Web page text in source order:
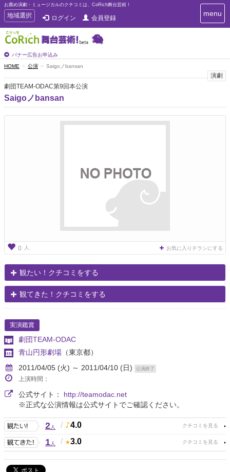
お薦め演劇・ミュージカルのクチコミは、CoRich舞台芸術！
T
o
g
g
e
n
a
v
i
g
地域選択 ログイン 会員登録
バナー広告お申込み
T
o
i
g
menu
HOME 公演 Saigoノbansan
演劇
劇団TEAM-ODAC第9回本公演
Saigoノbansan
0 人 お気に入りチラシにする
観たい！クチコミをする
観てきた！クチコミをする
実演鑑賞
劇団TEAM-ODAC
青山円形劇場 （東京都）
2011/04/05 (火) ～ 2011/04/10 (日)
公演終了
上演時間：
公式サイト： http://teamodac.net
※正式な公演情報は公式サイトでご確認ください。
2人 / 4.0
1人 / 3.0